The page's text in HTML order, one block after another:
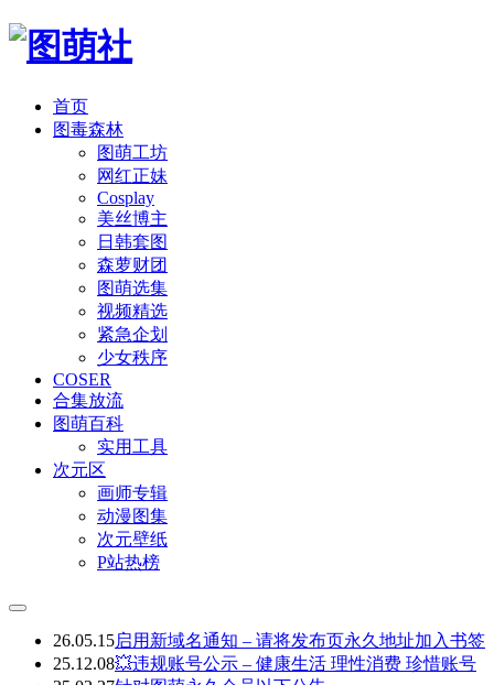
首页
图毒森林
图萌工坊
网红正妹
Cosplay
美丝博主
日韩套图
森萝财团
图萌选集
视频精选
紧急企划
少女秩序
COSER
合集放流
图萌百科
实用工具
次元区
画师专辑
动漫图集
次元壁纸
P站热榜
26.05.15启用新域名通知 – 请将发布页永久地址加入书签
25.12.08💥违规账号公示 – 健康生活 理性消费 珍惜账号